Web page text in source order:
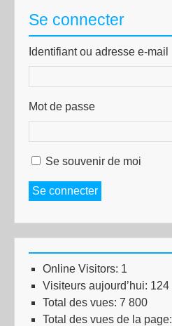
Se connecter
Identifiant ou adresse e-mail
Mot de passe
Se souvenir de moi
Se connecter
Online Visitors: 1
Visiteurs aujourd’hui: 124
Total des vues: 7 800
Total des vues de la page: